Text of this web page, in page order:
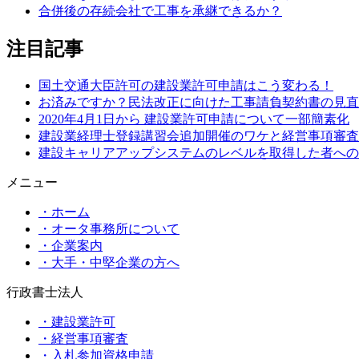
合併後の存続会社で工事を承継できるか？
注目記事
国土交通大臣許可の建設業許可申請はこう変わる！
お済みですか？民法改正に向けた工事請負契約書の見
2020年4月1日から 建設業許可申請について一部簡素化
建設業経理士登録講習会追加開催のワケと経営事項審
建設キャリアアップシステムのレベルを取得した者へ
メニュー
・ホーム
・オータ事務所について
・企業案内
・大手・中堅企業の方へ
行政書士法人
・建設業許可
・経営事項審査
・入札参加資格申請